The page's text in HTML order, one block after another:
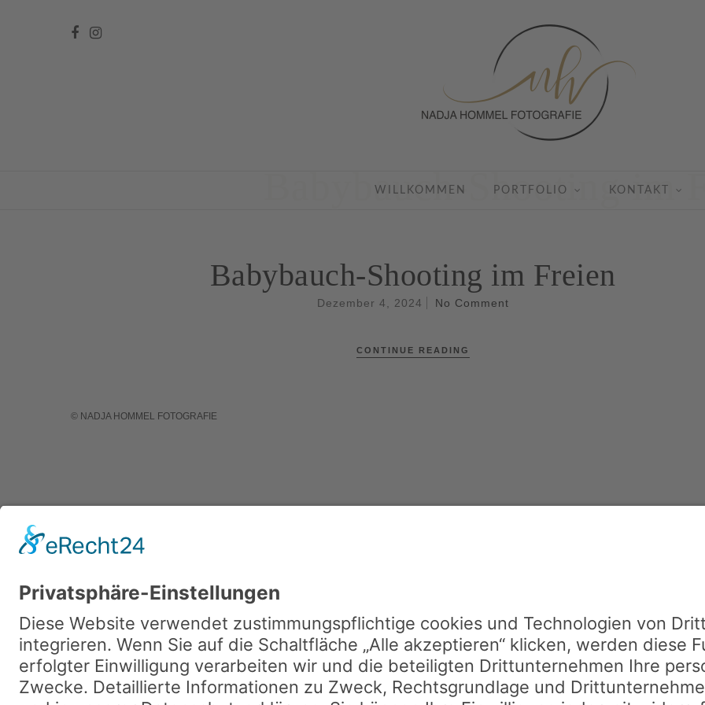
WILLKOMMEN PORTFOLIO KONTAKT
Babybauch-Shooting im
Babybauch-Shooting im Freien
Dezember 4, 2024 No Comment
CONTINUE READING
© NADJA HOMMEL FOTOGRAFIE